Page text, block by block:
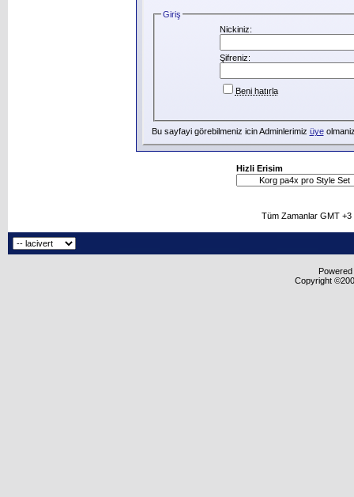
Giriş
Nickiniz:
Şifreniz:
Beni hatırla
Bu sayfayi görebilmeniz icin Adminlerimiz üye
Hizli Erisim
Tüm Zamanlar GMT
Copyright